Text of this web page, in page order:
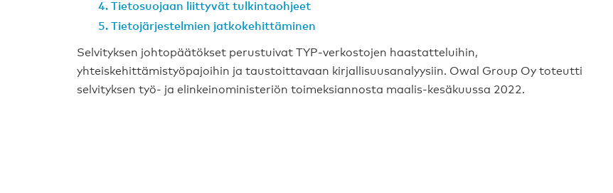
Tietosuojaan liittyvät tulkintaohjeet
Tietojärjestelmien jatkokehittäminen
Selvityksen johtopäätökset perustuivat TYP-verkostojen haastatteluihin,
yhteiskehittämistyöpajoihin ja taustoittavaan kirjallisuusanalyysiin. Owal Group Oy toteutti
selvityksen työ- ja elinkeinoministeriön toimeksiannosta maalis-kesäkuussa 2022.